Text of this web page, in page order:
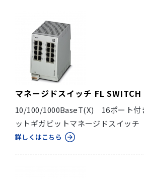
マネージドスイッチ FL
10/100/1000BaseT(X) 16ポート付
ットギガビットマネージドスイッチ
詳しくはこちら